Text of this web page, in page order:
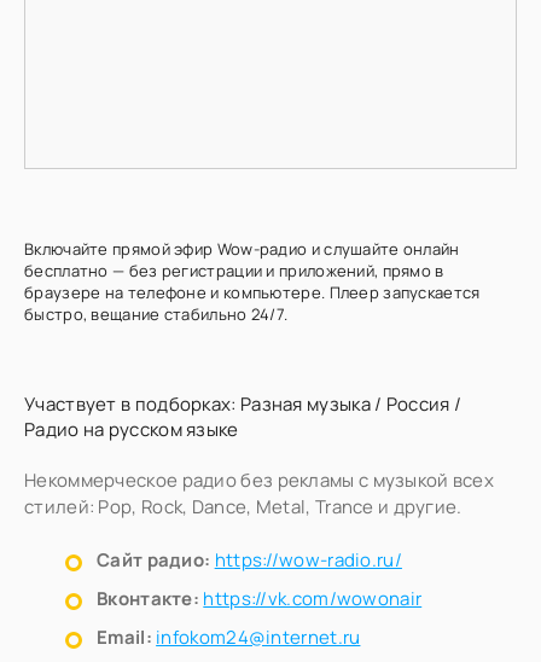
Включайте прямой эфир Wow-радио и слушайте онлайн
бесплатно — без регистрации и приложений, прямо в
браузере на телефоне и компьютере. Плеер запускается
быстро, вещание стабильно 24/7.
Участвует в подборках: Разная музыка/ Россия /
Радио на русском языке
Некоммерческое радио без рекламы с музыкой всех
стилей: Pop, Rock, Dance, Metal, Trance и другие.
Сайт радио: https://wow-radio.ru/
Вконтакте: https://vk.com/wowonair
Email: infokom24@internet.ru